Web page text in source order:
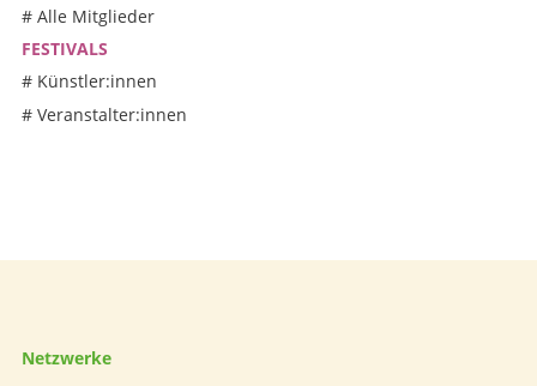
# Alle Mitglieder
FESTIVALS
# Künstler:innen
# Veranstalter:innen
Netzwerke